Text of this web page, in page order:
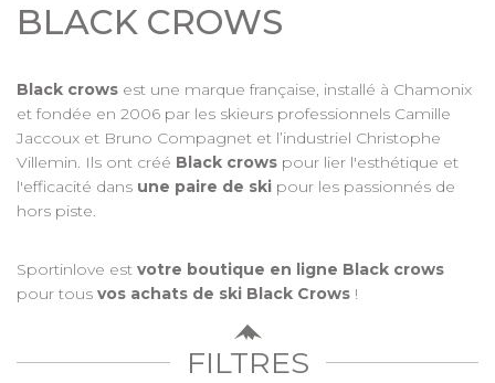
BLACK CROWS
Black crows est une marque française, installé à Chamonix
et fondée en 2006 par les skieurs professionnels Camille
Jaccoux et Bruno Compagnet et l’industriel Christophe
Villemin. Ils ont créé Black crows pour lier l'esthétique et
l'efficacité dans une paire de ski pour les passionnés de
hors piste.
Sportinlove est votre boutique en ligne Black crows
pour tous vos achats de ski Black Crows !
FILTRES